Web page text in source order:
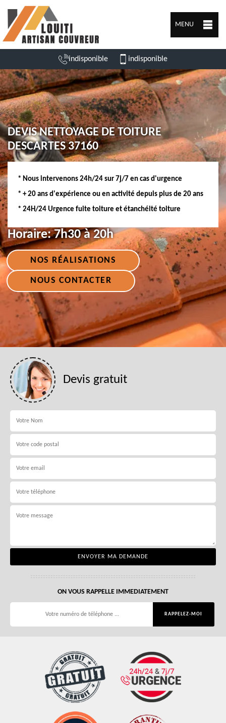
MENU
indisponible indisponible
DEVIS NETTOYAGE DE TOITURE
DESCARTES 37160
* Nous intervenons 24h/24 sur 7j/7 en cas d'urgence
* + 20 ans d'expérience ou en activité depuis plus de 20 ans
* 24H/24 Urgence fuite toiture et étanchéité toiture
Horaire:7h30 à 20h
NOS RÉALISATIONS
NOUS CONTACTER
Devis gratuit
ON VOUS RAPPELLE IMMEDIATEMENT